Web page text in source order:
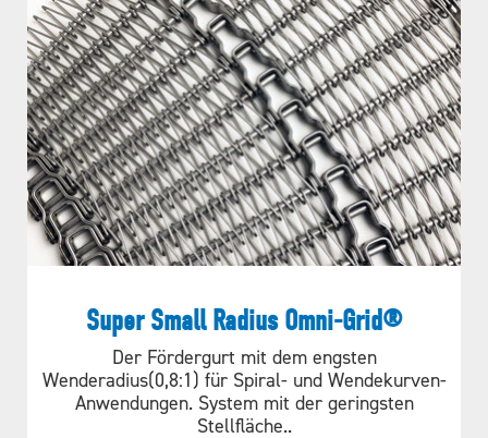
Super Small Radius Omni-Grid®
Der Fördergurt mit dem engsten
Wenderadius(0,8:1) für Spiral- und Wendekurven-
Anwendungen. System mit der geringsten
Stellfläche..